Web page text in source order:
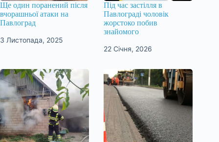
Ще один поранений після
вчорашньої атаки на
Павлоград
3 Листопада, 2025
Під час застілля в
Павлограді чоловік
жорстоко побив
знайомого
22 Січня, 2026